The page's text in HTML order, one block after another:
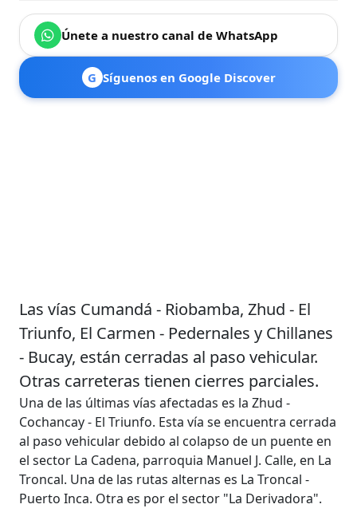
Únete a nuestro canal de WhatsApp
G Síguenos en Google Discover
Las vías Cumandá - Riobamba, Zhud - El
Triunfo, El Carmen - Pedernales y Chillanes
- Bucay, están cerradas al paso vehicular.
Otras carreteras tienen cierres parciales.
Una de las últimas vías afectadas es la Zhud -
Cochancay - El Triunfo. Esta vía se encuentra cerrada
al paso vehicular debido al colapso de un puente en
el sector La Cadena, parroquia Manuel J. Calle, en La
Troncal. Una de las rutas alternas es La Troncal -
Puerto Inca. Otra es por el sector "La Derivadora".